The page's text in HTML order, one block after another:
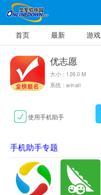
首页 最新 游戏
优志愿
大小：126.0 M
系统：winall
使用手机助手
手机助手专题